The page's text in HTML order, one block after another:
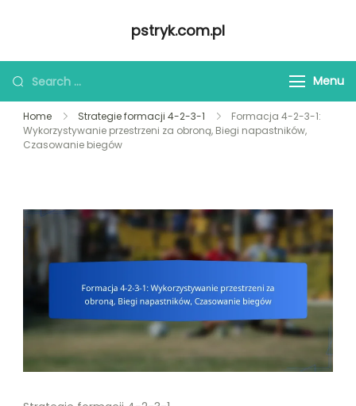
pstryk.com.pl
Looking
for
Something?
Menu
Home Strategie formacji 4-2-3-1
Formacja 4-2-3-1:
Wykorzystywanie przestrzeni za obroną, Biegi napastników,
Czasowanie biegów